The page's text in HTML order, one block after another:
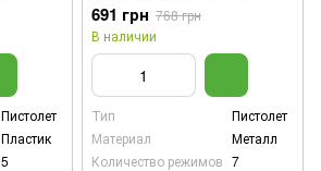
Пистолет
Пластик
5
691 грн 768 грн
В наличии
Тип
Пистолет
Материал
Металл
Количество режимов 7